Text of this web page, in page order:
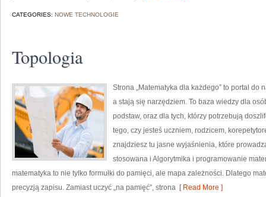
CATEGORIES: NOWE TECHNOLOGIE
Topologia
Strona „Matematyka dla każdego” to portal do
a stają się narzędziem. To baza wiedzy dla
podstaw, oraz dla tych, którzy potrzebują
tego, czy jesteś uczniem, rodzicem,
znajdziesz tu jasne wyjaśnienia, które
stosowana i Algorytmika i programowanie
matematyka to nie tylko formułki do pamięci, ale mapa zależności. Dlatego
precyzją zapisu. Zamiast uczyć „na pamięć”, strona [ Read More ]